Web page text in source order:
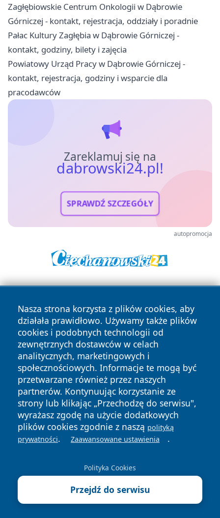
Zagłębiowskie Centrum Onkologii w Dąbrowie
Górniczej - kontakt, rejestracja, oddziały i poradnie
Pałac Kultury Zagłębia w Dąbrowie Górniczej -
kontakt, godziny, bilety i zajęcia
Powiatowy Urząd Pracy w Dąbrowie Górniczej -
kontakt, rejestracja, godziny i wsparcie dla
pracodawców
Zareklamuj się na
dabrowski24.pl!
SPRAWDŹ SZCZEGÓŁY
autopromocja
Nasza strona korzysta z plików cookies, aby
działała prawidłowo. Używamy także plików
cookies i podobnych technologii od
zewnętrznych dostawców w celach
analitycznych, marketingowych i
społecznościowych. Informacje te mogą być
przetwarzane również przez naszych
partnerów. Kontynuując korzystanie ze
strony lub klikając „Przechodzę do serwisu",
wyrażasz zgodę na użycie dodatkowych
plików cookies zgodnie z naszą polityką
prywatności. Zaawansowane ustawienia .
Polityka Cookies
Przejdź do serwisu
Copyright © 2026 dabrowski24.pl Wszystkie prawa
zastrzeżone.
News Autorzy
Polityka
Prywatności
Polityka
Cookies